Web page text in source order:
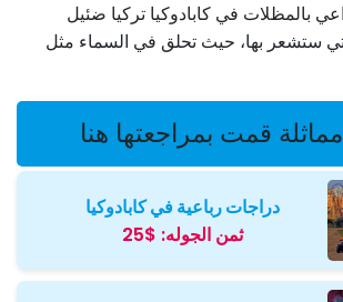
بالمظلات في كابادوكيا تركيا ضئيل
ستشعر بها، حيث تحلق في السماء مثل
قمت بمراجعتها هنا
دراجات رباعية في كابادوكيا
ثمن الجوله: $25